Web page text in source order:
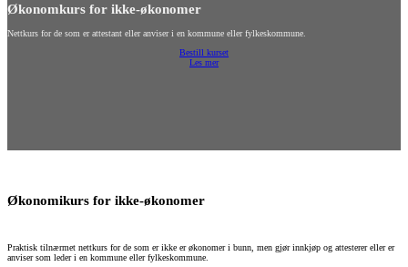
Økonomkurs for ikke-økonomer
Nettkurs for de som er attestant eller anviser i en kommune eller fylkeskommune.
Bestill kurset
Les mer
Økonomikurs for ikke-økonomer
Praktisk tilnærmet nettkurs for de som er ikke er økonomer i bunn, men gjør innkjøp og attesterer eller er
anviser som leder i en kommune eller fylkeskommune.